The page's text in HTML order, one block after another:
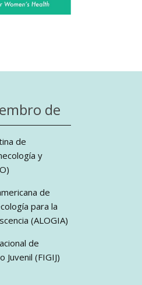
de
de
y
de
para la
(ALOGIA)
de
Juvenil (FIGIJ)